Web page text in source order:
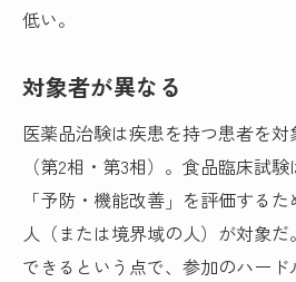
低い。
対象者が異なる
医薬品治験は疾患を持つ患者を
（第2相・第3相）。食品臨床試
「予防・機能改善」を評価する
人（または境界域の人）が対象
できるという点で、参加のハード